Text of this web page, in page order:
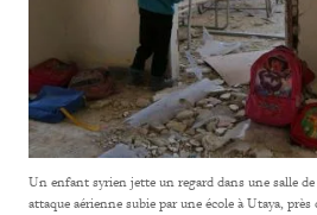
Un enfant syrien jette un regard dans une salle
attaque aérienne subie par une école à Utaya, près